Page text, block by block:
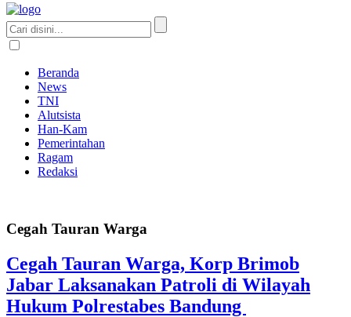
Beranda
News
TNI
Alutsista
Han-Kam
Pemerintahan
Ragam
Redaksi
Cegah Tauran Warga
Cegah Tauran Warga, Korp Brimob
Jabar Laksanakan Patroli di Wilayah
Hukum Polrestabes Bandung